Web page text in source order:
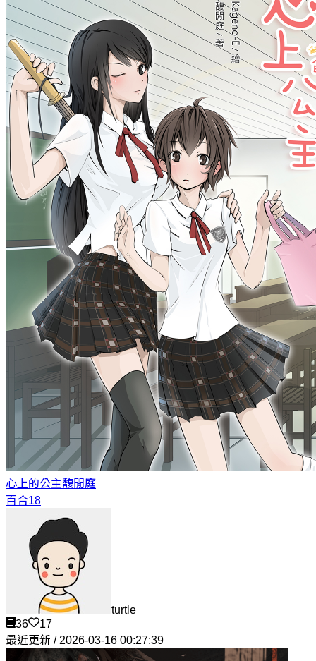
心上的公主馥閒庭
百合18
turtle
36
17
最近更新 / 2026-03-16 00:27:39